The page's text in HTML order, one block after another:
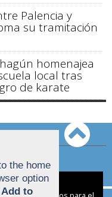
Palencia y
su tramitación
homenajea
local tras
de karate
DE USO
the home
option
Add to
cookies: